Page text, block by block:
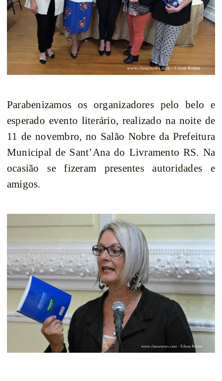
Parabenizamos os organizadores pelo belo e
esperado evento literário, realizado na noite de
11 de novembro, no Salão Nobre da Prefeitura
Municipal de Sant’Ana do Livramento RS. Na
ocasião se fizeram presentes autoridades e
amigos.